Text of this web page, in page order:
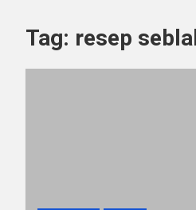
Tag: resep